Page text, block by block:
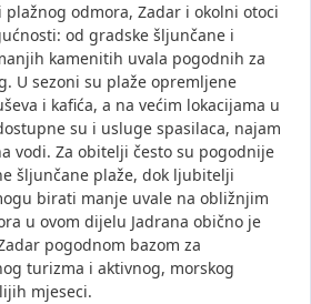
plažnog odmora, Zadar i okolni otoci
od gradske šljunčane i
kamenitih uvala pogodnih za
U sezoni su plaže opremljene
i kafića, a na većim lokacijama u
su i usluge spasilaca, najam
vodi. Za obitelji često su pogodnije
šljunčane plaže, dok ljubitelji
birati manje uvale na obližnjim
u ovom dijelu Jadrana obično je
pogodnom bazom za
turizma i aktivnog, morskog
mjeseci.